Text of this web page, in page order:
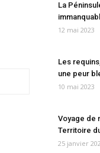
La
12 mai 2023
Les
une peur
10 mai 2023
Voyage de
Territoire
25 janvier